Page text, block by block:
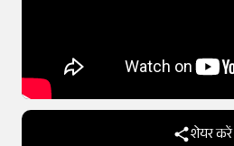
शेयर करें